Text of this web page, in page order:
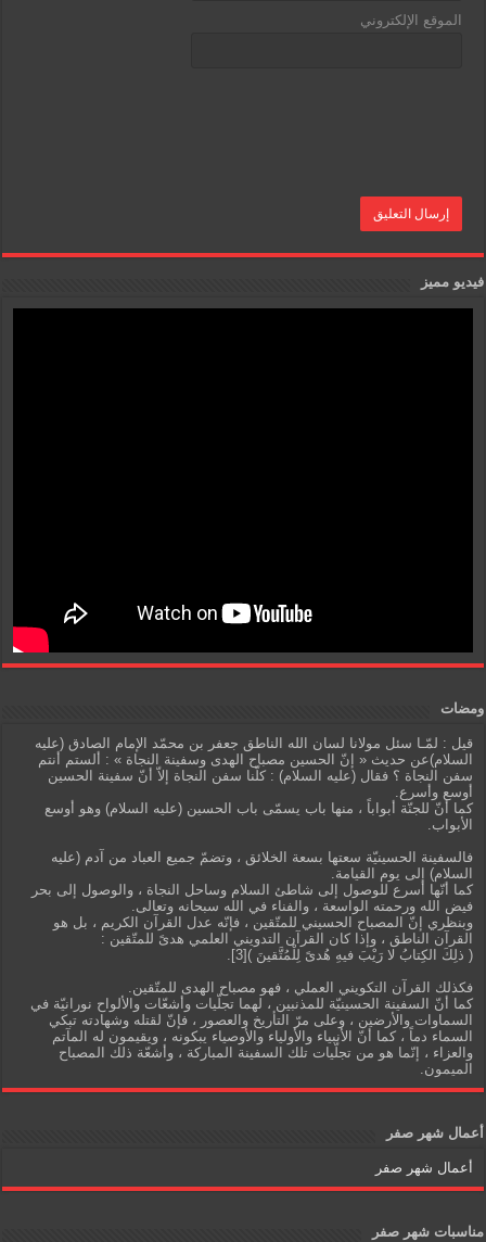
الموقع الإلكتروني
فيديو مميز
ومضات
قيل : لمّـا سئل مولانا لسان الله الناطق جعفر بن محمّد الإمام الصادق (عليه
السلام)عن حديث « إنّ الحسين مصباح الهدى وسفينة النجاة » : ألستم أنتم
سفن النجاة ؟ فقال (عليه السلام) : كلّنا سفن النجاة إلاّ أنّ سفينة الحسين
أوسع وأسرع.
كما أنّ للجنّة أبواباً ، منها باب يسمّى باب الحسين (عليه السلام) وهو أوسع
الأبواب.
فالسفينة الحسينيّة سعتها بسعة الخلائق ، وتضمّ جميع العباد من آدم (عليه
السلام) إلى يوم القيامة.
كما أنّها أسرع للوصول إلى شاطئ السلام وساحل النجاة ، والوصول إلى بحر
فيض الله ورحمته الواسعة ، والفناء في الله سبحانه وتعالى.
وبنظري إنّ المصباح الحسيني للمتّقين ، فإنّه عدل القرآن الكريم ، بل هو
القرآن الناطق ، وإذا كان القرآن التدويني العلمي هدىً للمتّقين :
( ذلِكَ الكِتابُ لا رَيْبَ فيهِ هُدىً لِلْمُتَّقينَ )[3].
فكذلك القرآن التكويني العملي ، فهو مصباح الهدى للمتّقين.
كما أنّ السفينة الحسينيّة للمذنبين ، لهما تجلّيات وأشعّات والألواح نورانيّة في
السماوات والأرضين ، وعلى مرّ التأريخ والعصور ، فإنّ لقتله وشهادته تبكي
السماء دماً ، كما أنّ الأنبياء والأولياء والأوصياء يبكونه ، ويقيمون له المآتم
والعزاء ، إنّما هو من تجلّيات تلك السفينة المباركة ، وأشعّة ذلك المصباح
الميمون.
أعمال شهر صفر
أعمال شهر صفر
مناسبات شهر صفر